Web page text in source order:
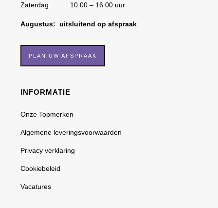
Zaterdag 10:00 – 16:00 uur
Augustus: uitsluitend op afspraak
PLAN UW AFSPRAAK
INFORMATIE
Onze Topmerken
Algemene leveringsvoorwaarden
Privacy verklaring
Cookiebeleid
Vacatures